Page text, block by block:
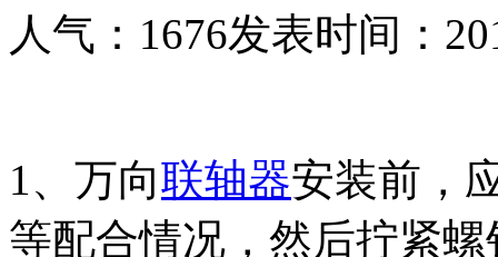
人气： 1676发表时间：
1、万向联轴器安装前，
等配合情况，然后拧紧